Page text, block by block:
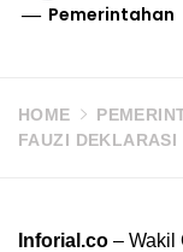
Pemerintahan
HOME
FAUZI DEKLARASI
Inforial.co – Wakil